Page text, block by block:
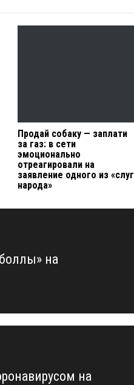
Продай собаку — заплати
за газ: в сети
эмоционально
отреагировали на
заявление одного из «слуг
народа»
на
на